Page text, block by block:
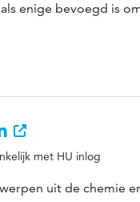
enige bevoegd is
met HU inlog
uit de chemie